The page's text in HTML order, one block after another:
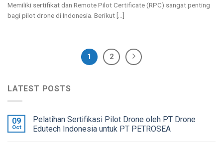
Memiliki sertifikat dan Remote Pilot Certificate (RPC) sangat penting
bagi pilot drone di Indonesia. Berikut [...]
1 2
LATEST POSTS
09
Oct
Pelatihan Sertifikasi Pilot Drone oleh PT Drone
Edutech Indonesia untuk PT PETROSEA